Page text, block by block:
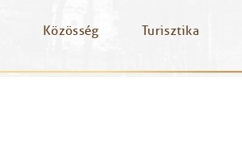
Közösség Turisztika